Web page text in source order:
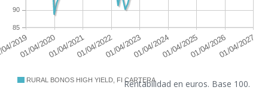
85
90
RURAL BONOS HIGH YIELD, FI CARTERARentabilidad en euros. Base 100.